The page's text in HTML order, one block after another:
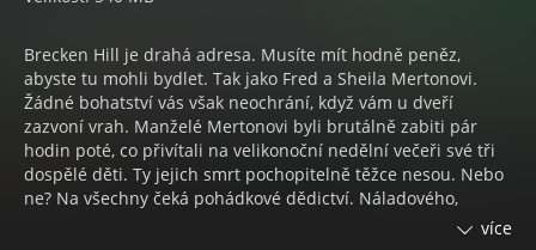
Brecken Hill je drahá adresa. Musíte mít hodně peněz,
abyste tu mohli bydlet. Tak jako Fred a Sheila Mertonovi.
Žádné bohatství vás však neochrání, když vám u dveří
zazvoní vrah. Manželé Mertonovi byli brutálně zabiti pár
hodin poté, co přivítali na velikonoční nedělní večeři své tři
dospělé děti. Ty jejich smrt pochopitelně těžce nesou. Nebo
ne? Na všechny čeká pohádkové dědictví. Náladového,
nevypočitatelného otce nesnášeli a netečná matka se jichvíce